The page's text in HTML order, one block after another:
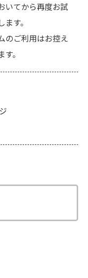
いてから再度お試
す。
のご利用はお控え
。